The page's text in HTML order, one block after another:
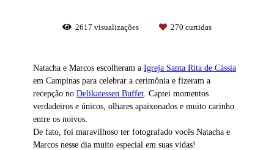
2617 visualizações 270 curtidas
Natacha e Marcos escolheram a Igreja Santa Rita de Cássia
em Campinas para celebrar a cerimônia e fizeram a
recepção no Delikatessen Buffet. Captei momentos
verdadeiros e únicos, olhares apaixonados e muito carinho
entre os noivos.
De fato, foi maravilhoso ter fotografado vocês Natacha e
Marcos nesse dia muito especial em suas vidas!